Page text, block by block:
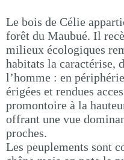
Le bois de Célie
forêt du Maubué. Il
milieux écologiques
habitats la caractérise,
l’homme : en
érigées et rendues
promontoire à la
offrant une vue
proches.
Les peuplements sont